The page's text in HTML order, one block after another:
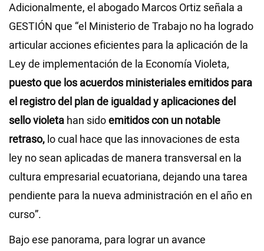
Adicionalmente, el abogado Marcos Ortiz señala a
GESTIÓN que “el Ministerio de Trabajo no ha logrado
articular acciones eficientes para la aplicación de la
Ley de implementación de la Economía Violeta,
puesto que los acuerdos ministeriales emitidos para
el registro del plan de igualdad y aplicaciones del
sello violeta han sidoemitidos con un notable
retraso, lo cual hace que las innovaciones de esta
ley no sean aplicadas de manera transversal en la
cultura empresarial ecuatoriana, dejando una tarea
pendiente para la nueva administración en el año en
curso”.
Bajo ese panorama, para lograr un avance